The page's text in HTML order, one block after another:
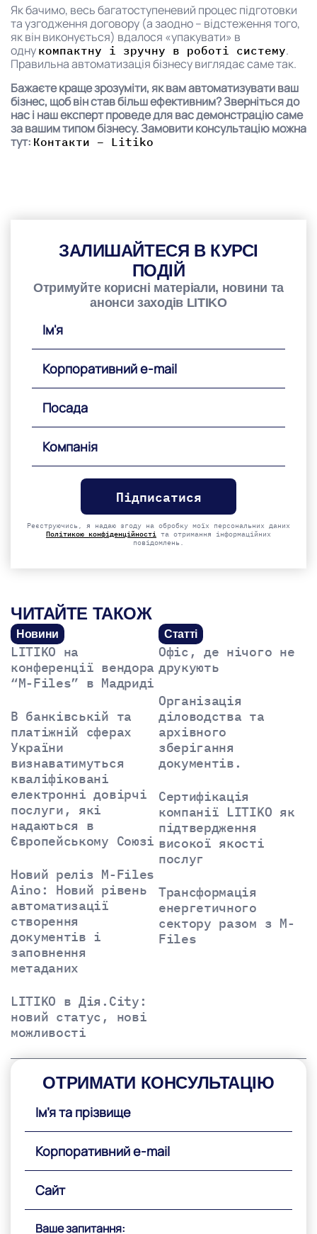
Як бачимо, весь багатоступеневий процес підготовки
та узгодження договору (а заодно – відстеження того,
як він виконується) вдалося «упакувати» в
одну компактну і зручну в роботі систему.
Правильна автоматизація бізнесу виглядає саме так.
Бажаєте краще зрозуміти, як вам автоматизувати ваш
бізнес, щоб він став більш ефективним? Зверніться до
нас і наш експерт проведе для вас демонстрацію саме
за вашим типом бізнесу. Замовити консультацію можна
тут: Контакти – Litiko
ЗАЛИШАЙТЕСЯ В КУРСІ
ПОДІЙ
Отримуйте корисні матеріали, новини та
анонси заходів LITIKO
empty.
Реєструючись, я надаю згоду на обробку моїх персональних даних
Політикою конфіденційності та отримання інформаційних
повідомлень.
ЧИТАЙТЕ ТАКОЖ
Новини
LITIKO на
конференції вендора
“M-Files” в Мадриді
В банківській та
платіжній сферах
України
визнаватимуться
кваліфіковані
електронні довірчі
послуги, які
надаються в
Європейському Союзі
Новий реліз M-Files
Aino: Новий рівень
автоматизації
створення
документів і
заповнення
метаданих
LITIKO в Дія.City:
новий статус, нові
можливості
Статті
Офіс, де нічого не
друкують
Організація
діловодства та
архівного
зберігання
документів.
Сертифікація
компанії LITIKO як
підтвердження
високої якості
послуг
Трансформація
енергетичного
сектору разом з M-
Files
ОТРИМАТИ КОНСУЛЬТАЦІЮ